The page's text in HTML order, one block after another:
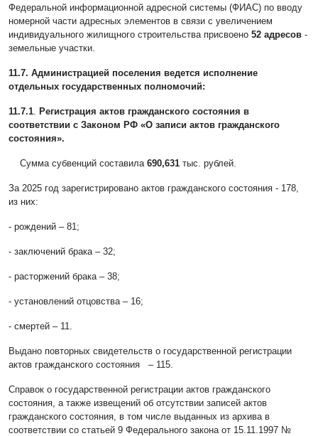
Федеральной информационной адресной системы (ФИАС) по вводу
номерной части адресных элементов в связи с увеличением
индивидуального жилищного строительства присвоено 52 адресов -
земельные участки.
11.7. Администрацией поселения ведется исполнение
отдельных государственных полномочий:
11.7.1
Регистрация актов гражданского состояния в
соответствии с Законом РФ «О записи актов гражданского
состояния».
Сумма субвенций составила 690,631 тыс. рублей.
За 2025 год зарегистрировано актов гражданского состояния - 178,
из них:
- рождений – 81;
- заключений брака – 32;
- расторжений брака – 38;
- установлений отцовства – 16;
- смертей – 11.
Выдано повторных свидетельств о государственной регистрации
актов гражданского состояния – 115.
Справок о государственной регистрации актов гражданского
состояния, а также извещений об отсутствии записей актов
гражданского состояния, в том числе выданных из архива в
соответствии со статьей 9 Федерального закона от 15.11.1997 №